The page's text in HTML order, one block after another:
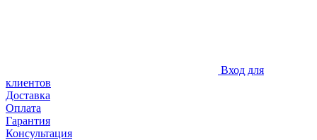
Вход для
клиентов
Доставка
Оплата
Гарантия
Консультация